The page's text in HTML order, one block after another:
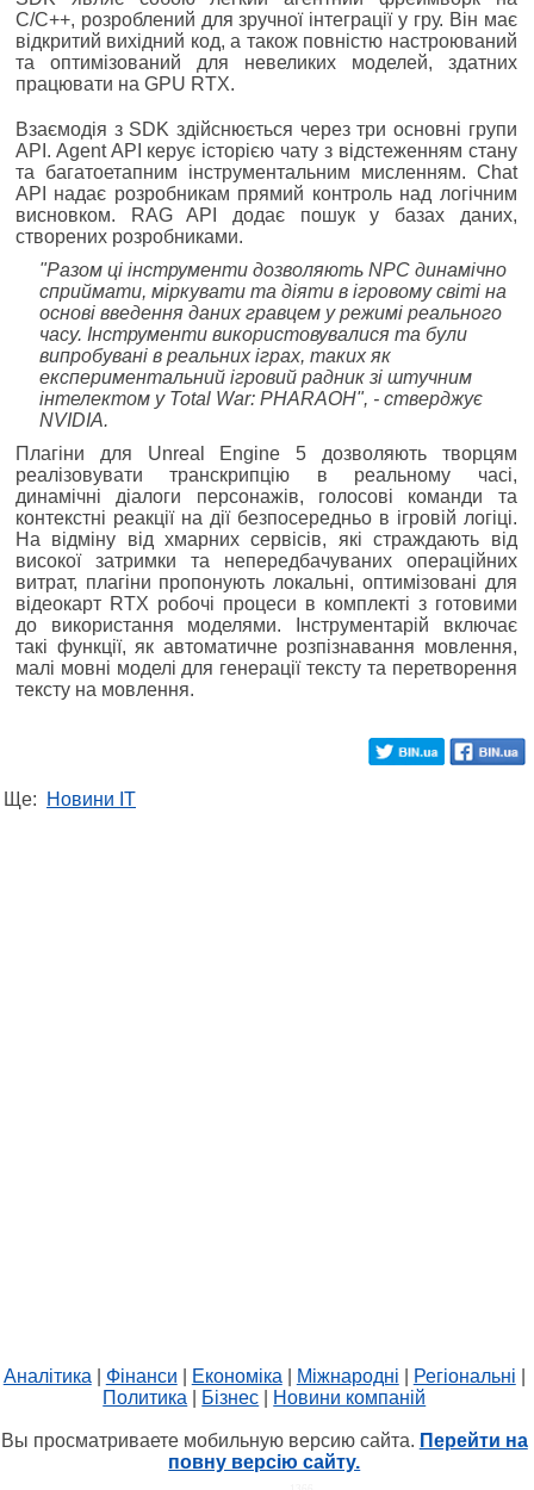
C/C++, розроблений для зручної інтеграції у гру. Він має
відкритий вихідний код, а також повністю настроюваний
та оптимізований для невеликих моделей, здатних
працювати на GPU RTX.
Взаємодія з SDK здійснюється через три основні групи
API. Agent API керує історією чату з відстеженням стану
та багатоетапним інструментальним мисленням. Chat
API надає розробникам прямий контроль над логічним
висновком. RAG API додає пошук у базах даних,
створених розробниками.
"Разом ці інструменти дозволяють NPC динамічно
сприймати, міркувати та діяти в ігровому світі на
основі введення даних гравцем у режимі реального
часу. Інструменти використовувалися та були
випробувані в реальних іграх, таких як
експериментальний ігровий радник зі штучним
інтелектом у Total War: PHARAOH", - стверджує
NVIDIA.
Плагіни для Unreal Engine 5 дозволяють творцям
реалізовувати транскрипцію в реальному часі,
динамічні діалоги персонажів, голосові команди та
контекстні реакції на дії безпосередньо в ігровій логіці.
На відміну від хмарних сервісів, які страждають від
високої затримки та непередбачуваних операційних
витрат, плагіни пропонують локальні, оптимізовані для
відеокарт RTX робочі процеси в комплекті з готовими
до використання моделями. Інструментарій включає
такі функції, як автоматичне розпізнавання мовлення,
малі мовні моделі для генерації тексту та перетворення
тексту на мовлення.
Ще: Новини IT
Аналітика Фінанси Економіка Міжнародні Регіональні
Политика
Бізнес Новини компаній
Вы просматриваете мобильную версию сайта. Перейти на
повну версію сайту.